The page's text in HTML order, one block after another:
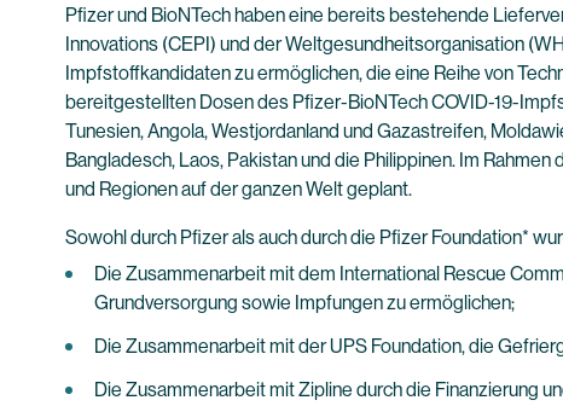
Pfizer und BioNTech haben eine bereits bestehende
Innovations (CEPI) und der Weltgesundheitsorganisation
Impfstoffkandidaten zu ermöglichen, die eine Reihe von
bereitgestellten Dosen des Pfizer-BioNTech COVID-19-
Tunesien, Angola, Westjordanland und Gazastreifen,
Bangladesch, Laos, Pakistan und die Philippinen. Im
und Regionen auf der ganzen Welt geplant.
Sowohl durch Pfizer als auch durch die Pfizer Foundation*
Die Zusammenarbeit mit dem International Rescue
Grundversorgung sowie Impfungen zu ermöglichen;
Die Zusammenarbeit mit der UPS Foundation, die
Die Zusammenarbeit mit Zipline durch die Finanzierung